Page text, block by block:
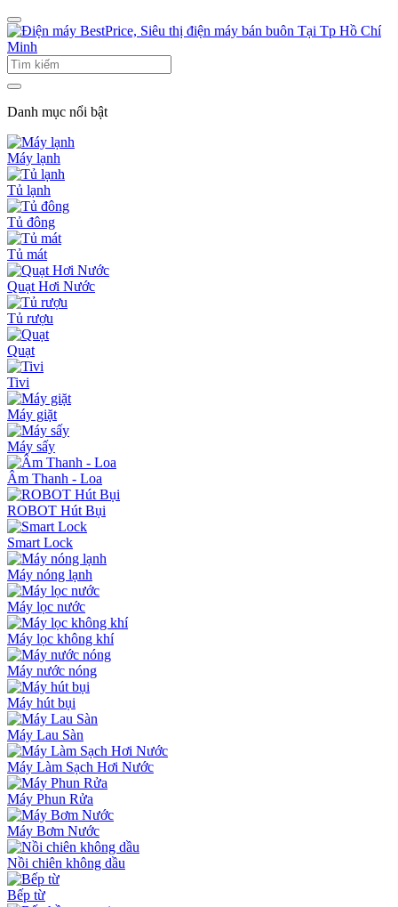
Danh mục nổi bật
Máy lạnh
Tủ lạnh
Tủ đông
Tủ mát
Quạt Hơi Nước
Tủ rượu
Quạt
Tivi
Máy giặt
Máy sấy
Âm Thanh - Loa
ROBOT Hút Bụi
Smart Lock
Máy nóng lạnh
Máy lọc nước
Máy lọc không khí
Máy nước nóng
Máy hút bụi
Máy Lau Sàn
Máy Làm Sạch Hơi Nước
Máy Phun Rửa
Máy Bơm Nước
Nồi chiên không dầu
Bếp từ